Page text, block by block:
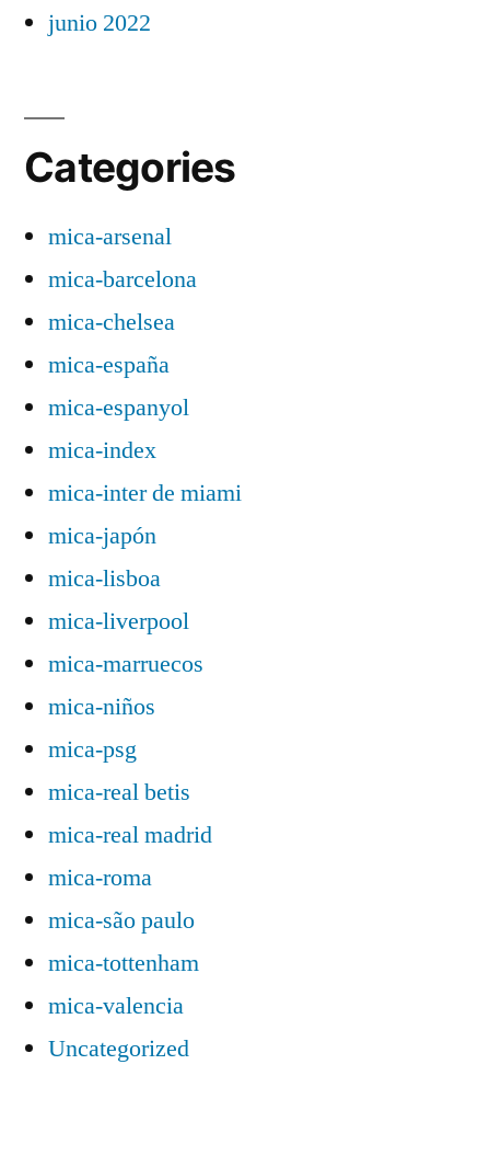
junio 2022
Categories
mica-arsenal
mica-barcelona
mica-chelsea
mica-españa
mica-espanyol
mica-index
mica-inter de miami
mica-japón
mica-lisboa
mica-liverpool
mica-marruecos
mica-niños
mica-psg
mica-real betis
mica-real madrid
mica-roma
mica-são paulo
mica-tottenham
mica-valencia
Uncategorized